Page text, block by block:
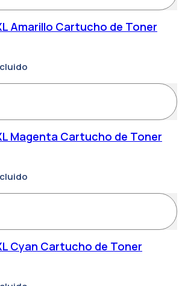
Amarillo Cartucho de Toner
Magenta Cartucho de Toner
Cyan Cartucho de Toner